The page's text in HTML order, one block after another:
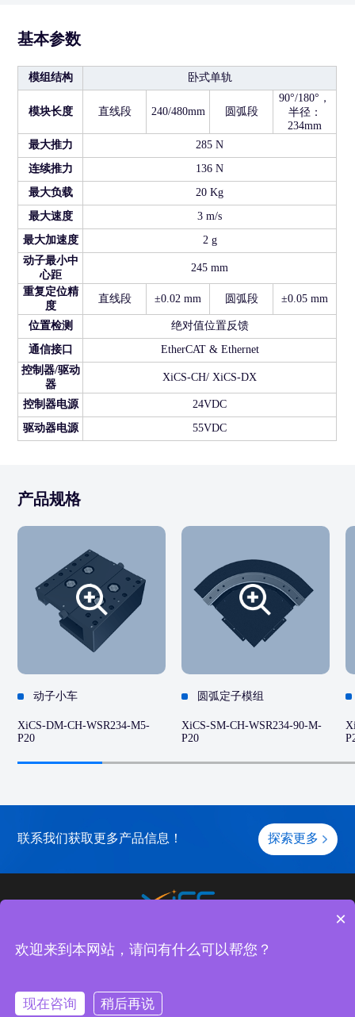
基本参数
模组结构 卧式单轨
模块长度 直线段 240/480mm 圆弧段
90°/180°，
半径：
234mm
最大推力
285 N
连续推力
136 N
最大负载
20 Kg
最大速度
3 m/s
最大加速度
2 g
动子最小中
心距
245 mm
重复定位精
度
直线段 ±0.02 mm 圆弧段 ±0.05 mm
位置检测
绝对值位置反馈
通信接口
EtherCAT & Ethernet
控制器/驱动
器
XiCS-CH/ XiCS-DX
控制器电源
24VDC
驱动器电源
55VDC
产品规格
动子小车
XiCS-DM-CH-WSR234-M5-
P20
圆弧定子模组
XiCS-SM-CH-WSR234-90-M-
P20
联系我们获取更多产品信息！ 探索更多
友情链接：
×
欢迎来到本网站，请问有什么可以帮您？
现在咨询 稍后再说